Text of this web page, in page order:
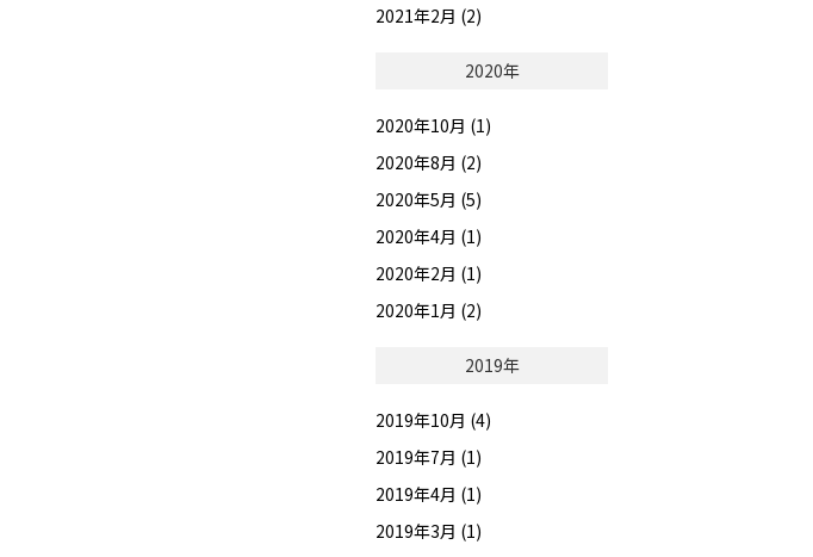
2021年2月 (2)
2020年
2020年10月 (1)
2020年8月 (2)
2020年5月 (5)
2020年4月 (1)
2020年2月 (1)
2020年1月 (2)
2019年
2019年10月 (4)
2019年7月 (1)
2019年4月 (1)
2019年3月 (1)